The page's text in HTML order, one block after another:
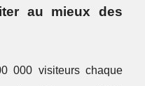
au mieux des
000 visiteurs chaque